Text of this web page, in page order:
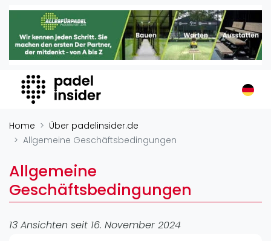
Padel Insider
Home
Organisationen
Buchungssysteme
Padel-Shops
Padel-Marken
Verschiedenes
Veranstaltungen
Turniere
Home
Über padelinsider.de
Allgemeine Geschäftsbedingungen
Allgemeine
Geschäftsbedingungen
13 Ansichten seit 16. November 2024